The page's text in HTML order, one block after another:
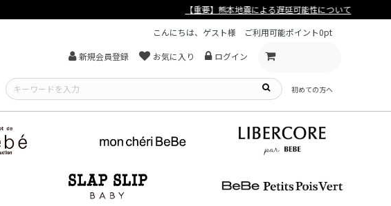
こんにちは、ゲスト様
ご利用可能ポイント0pt
新規会員登録 お気に入り ログイン
初めての方へ